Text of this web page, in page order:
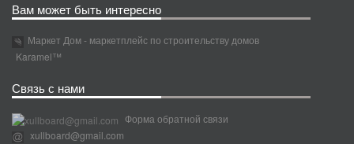
Вам может быть интересно
Маркет Дом - маркетплейс по строительству домов
Karamel™
Связь с нами
Форма обратной связи
xullboard@gmail.com